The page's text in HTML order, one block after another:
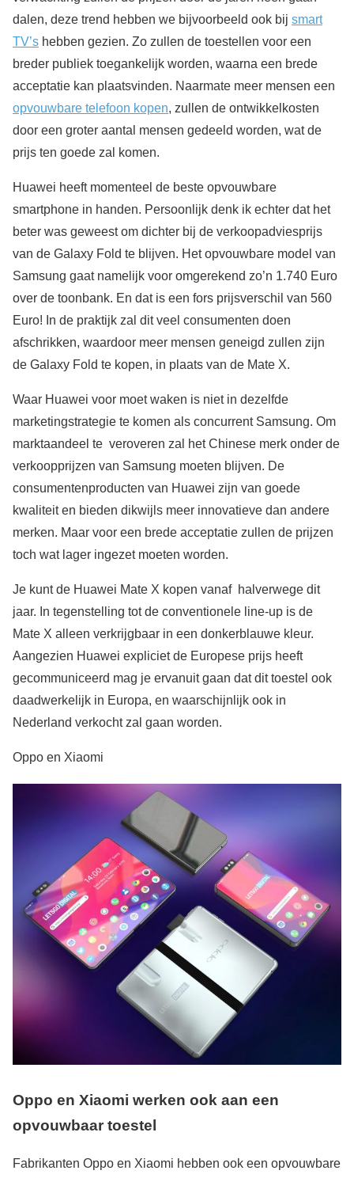
dalen, deze trend hebben we bijvoorbeeld ook bij smart
TV’s hebben gezien. Zo zullen de toestellen voor een
breder publiek toegankelijk worden, waarna een brede
acceptatie kan plaatsvinden. Naarmate meer mensen een
opvouwbare telefoon kopen, zullen de ontwikkelkosten
door een groter aantal mensen gedeeld worden, wat de
prijs ten goede zal komen.
Huawei heeft momenteel de beste opvouwbare
smartphone in handen. Persoonlijk denk ik echter dat het
beter was geweest om dichter bij de verkoopadviesprijs
van de Galaxy Fold te blijven. Het opvouwbare model van
Samsung gaat namelijk voor omgerekend zo’n 1.740 Euro
over de toonbank. En dat is een fors prijsverschil van 560
Euro! In de praktijk zal dit veel consumenten doen
afschrikken, waardoor meer mensen geneigd zullen zijn
de Galaxy Fold te kopen, in plaats van de Mate X.
Waar Huawei voor moet waken is niet in dezelfde
marketingstrategie te komen als concurrent Samsung. Om
marktaandeel te veroveren zal het Chinese merk onder de
verkoopprijzen van Samsung moeten blijven. De
consumentenproducten van Huawei zijn van goede
kwaliteit en bieden dikwijls meer innovatieve dan andere
merken. Maar voor een brede acceptatie zullen de prijzen
toch wat lager ingezet moeten worden.
Je kunt de Huawei Mate X kopen vanaf halverwege dit
jaar. In tegenstelling tot de conventionele line-up is de
Mate X alleen verkrijgbaar in een donkerblauwe kleur.
Aangezien Huawei expliciet de Europese prijs heeft
gecommuniceerd mag je ervanuit gaan dat dit toestel ook
daadwerkelijk in Europa, en waarschijnlijk ook in
Nederland verkocht zal gaan worden.
Oppo en Xiaomi
Oppo en Xiaomi werken ook aan een
opvouwbaar toestel
Fabrikanten Oppo en Xiaomi hebben ook een opvouwbare